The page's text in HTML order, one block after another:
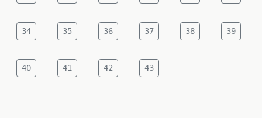
34 35 36 37 38 39
40 41 42 43